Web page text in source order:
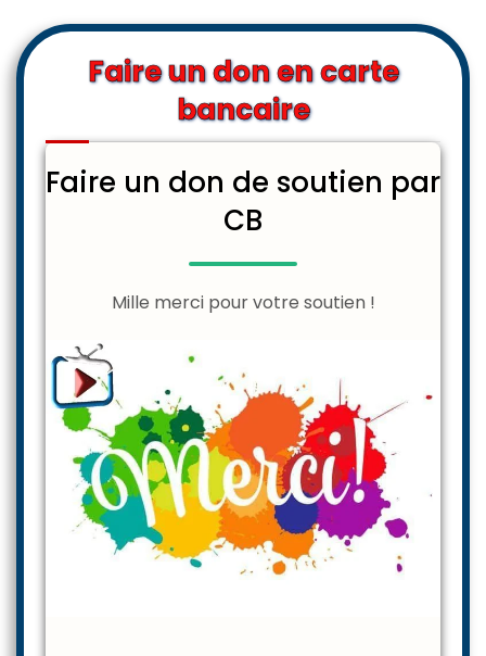
Faire un don en carte
bancaire
Faire un don de soutien par
CB
Mille merci pour votre soutien !